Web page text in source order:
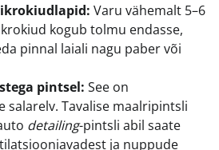
Varu vähemalt 5–6
kogub tolmu endasse,
pinnal laiali nagu paber või
pintsel: See on
salarelv. Tavalise maalripintsli
detailing-pintsli abil saate
ja nuppude